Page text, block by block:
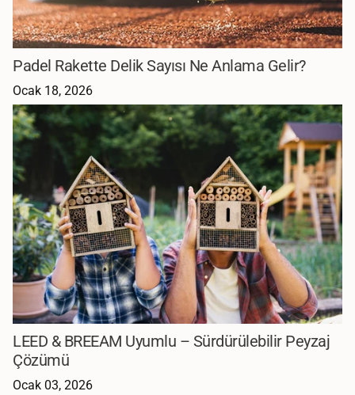
Padel Rakette Delik Sayısı Ne Anlama Gelir?
Ocak 18, 2026
LEED & BREEAM Uyumlu – Sürdürülebilir Peyzaj
Çözümü
Ocak 03, 2026